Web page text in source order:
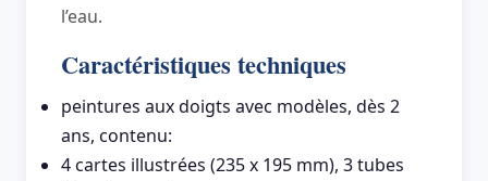
l’eau.
Caractéristiques techniques
peintures aux doigts avec modèles, dès 2
ans, contenu:
4 cartes illustrées (235 x 195 mm), 3 tubes